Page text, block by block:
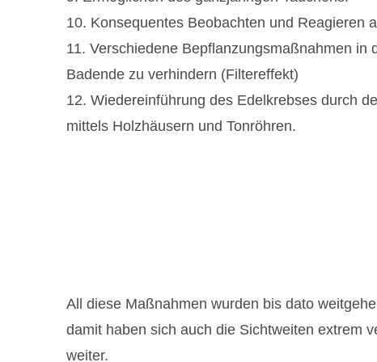
10. Konsequentes Beobachten und Reagieren
11. Verschiedene Bepflanzungsmaßnahmen
Badende zu verhindern (Filtereffekt)
12. Wiedereinführung des Edelkrebses durch
mittels Holzhäusern und Tonröhren.
All diese Maßnahmen wurden bis dato
damit haben sich auch die Sichtweiten extrem
weiter.